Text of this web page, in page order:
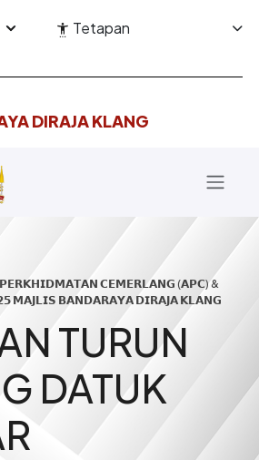
utama
DIRAJA KLANG
Tetapan
𝗖𝗘𝗠𝗘𝗥𝗟𝗔𝗡𝗚 (𝗔𝗣𝗖) &
𝗠𝗔𝗝𝗟𝗜𝗦 𝗕𝗔𝗡𝗗𝗔𝗥𝗔𝗬𝗔 𝗗𝗜𝗥𝗔𝗝𝗔 𝗞𝗟𝗔𝗡𝗚
TURUN
DATUK